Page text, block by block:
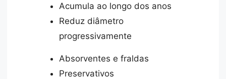
Acumula ao longo dos anos
Reduz diâmetro
progressivamente
Absorventes e fraldas
Preservativos